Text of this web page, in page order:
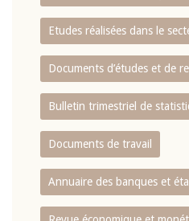
Etudes réalisées dans le
Documents d’études et de
Bulletin trimestriel de
Documents de travail
Annuaire des banques et